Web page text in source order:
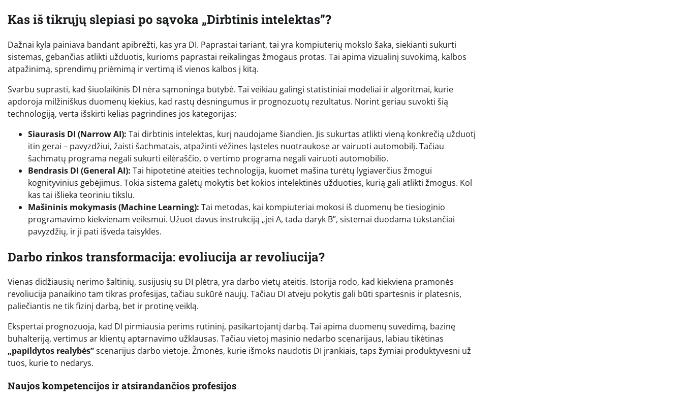
Kas iš tikrųjų slepiasi po sąvoka „Dirbtinis intelektas”?
Dažnai kyla painiava bandant apibrėžti, kas yra DI. Paprastai tariant, tai yra kompiuterių mokslo šaka, siekianti sukurti
sistemas, gebančias atlikti užduotis, kurioms paprastai reikalingas žmogaus protas. Tai apima vizualinį suvokimą, kalbos
atpažinimą, sprendimų priėmimą ir vertimą iš vienos kalbos į kitą.
Svarbu suprasti, kad šiuolaikinis DI nėra sąmoninga būtybė. Tai veikiau galingi statistiniai modeliai ir algoritmai, kurie
apdoroja milžiniškus duomenų kiekius, kad rastų dėsningumus ir prognozuotų rezultatus. Norint geriau suvokti šią
technologiją, verta išskirti kelias pagrindines jos kategorijas:
Siaurasis DI (Narrow AI): Tai dirbtinis intelektas, kurį naudojame šiandien. Jis sukurtas atlikti vieną konkrečią užduotį
itin gerai – pavyzdžiui, žaisti šachmatais, atpažinti vėžines ląsteles nuotraukose ar vairuoti automobilį. Tačiau
šachmatų programa negali sukurti eilėraščio, o vertimo programa negali vairuoti automobilio.
Bendrasis DI (General AI): Tai hipotetinė ateities technologija, kuomet mašina turėtų lygiaverčius žmogui
kognityvinius gebėjimus. Tokia sistema galėtų mokytis bet kokios intelektinės užduoties, kurią gali atlikti žmogus. Kol
kas tai išlieka teoriniu tikslu.
Mašininis mokymasis (Machine Learning): Tai metodas, kai kompiuteriai mokosi iš duomenų be tiesioginio
programavimo kiekvienam veiksmui. Užuot davus instrukciją „jei A, tada daryk B”, sistemai duodama tūkstančiai
pavyzdžių, ir ji pati išveda taisykles.
Darbo rinkos transformacija: evoliucija ar revoliucija?
Vienas didžiausių nerimo šaltinių, susijusių su DI plėtra, yra darbo vietų ateitis. Istorija rodo, kad kiekviena pramonės
revoliucija panaikino tam tikras profesijas, tačiau sukūrė naujų. Tačiau DI atveju pokytis gali būti spartesnis ir platesnis,
paliečiantis ne tik fizinį darbą, bet ir protinę veiklą.
Ekspertai prognozuoja, kad DI pirmiausia perims rutininį, pasikartojantį darbą. Tai apima duomenų suvedimą, bazinę
buhalteriją, vertimus ar klientų aptarnavimo užklausas. Tačiau vietoj masinio nedarbo scenarijaus, labiau tikėtinas
„papildytos realybės”scenarijus darbo vietoje. Žmonės, kurie išmoks naudotis DI įrankiais, taps žymiai produktyvesni už
tuos, kurie to nedarys.
Naujos kompetencijos ir atsirandančios profesijos